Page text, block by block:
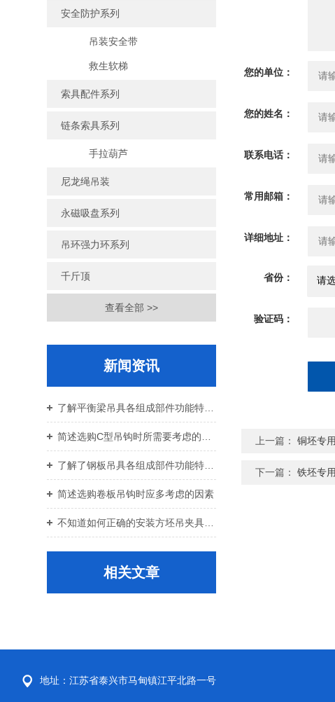
安全防护系列
吊装安全带
救生软梯
索具配件系列
链条索具系列
手拉葫芦
尼龙绳吊装
永磁吸盘系列
吊环强力环系列
千斤顶
查看全部 >>
新闻资讯
简述选购卷板吊钩时应多考虑的因素
相关文章
您的单位：
您的姓名：
联系电话：
常用邮箱：
详细地址：
省份：
验证码：
上一篇：铜坯专
下一篇：铁坯专
地址：江苏省泰兴市马甸镇江平北路一号